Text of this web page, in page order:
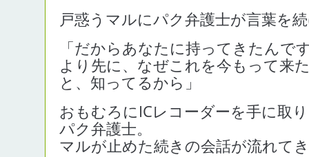
戸惑うマルにパク弁護士が言葉を
「だからあなたに持ってきたんで
より先に、なぜこれを今もって来
と、知ってるから」
おもむろにICレコーダーを手に取
パク弁護士。
マルが止めた続きの会話が流れて